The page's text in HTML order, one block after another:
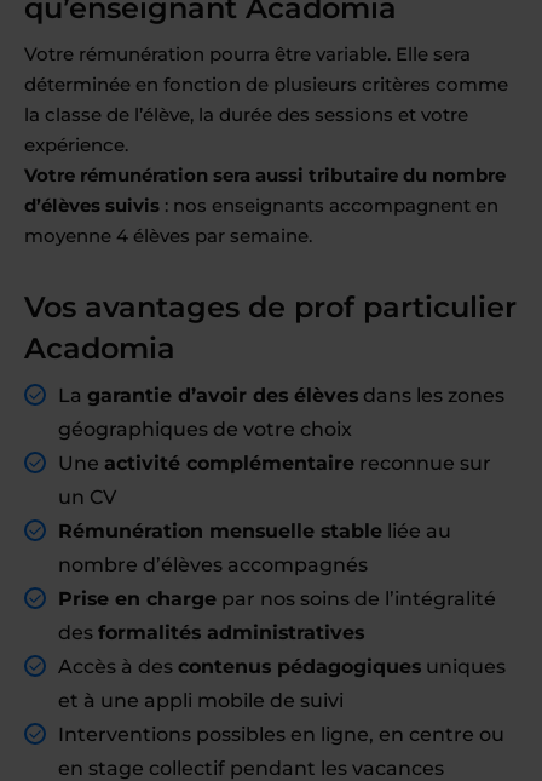
qu’enseignant Acadomia
Votre rémunération pourra être variable. Elle sera
déterminée en fonction de plusieurs critères comme
la classe de l’élève, la durée des sessions et votre
expérience.
Votre rémunération sera aussi tributaire du nombre
d’élèves suivis : nos enseignants accompagnent en
moyenne 4 élèves par semaine.
Vos avantages de prof particulier
Acadomia
La garantie d’avoir des élèves dans les zones
géographiques de votre choix
Une activité complémentaire reconnue sur
un CV
Rémunération mensuelle stable liée au
nombre d’élèves accompagnés
Prise en charge par nos soins de l’intégralité
des formalités administratives
Accès à des contenus pédagogiques uniques
et à une appli mobile de suivi
Interventions possibles en ligne, en centre ou
en stage collectif pendant les vacances